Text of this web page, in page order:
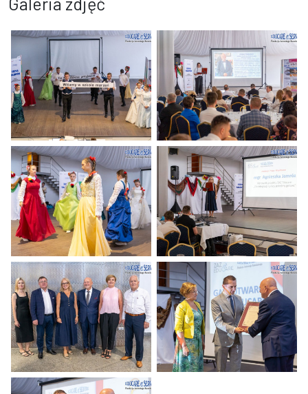
Nowa placówka wspierająca osoby z niepełnosprawnościami
Nowa placówka wspierająca
Nowa placówka wspierająca osoby z niepełnosprawnościami
Nowa placówka wspierająca
Nowa placówka wspierająca osoby z niepełnosprawnościami